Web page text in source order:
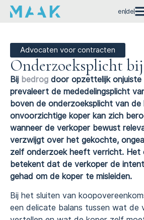
en de
Advocaten voor contracten
Onderzoeksplicht
Bij bedrog door opzettelijk onjuiste
prevaleert de mededelingsplicht
boven de onderzoeksplicht van de
onvoorzichtige koper kan zich
wanneer de verkoper bewust
verzwijgt over het gekochte,
zelf onderzoek heeft verricht. Het
betekent dat de verkoper de
gehad om de koper te misleiden.
Bij het sluiten van
een delicate balans tussen wat de